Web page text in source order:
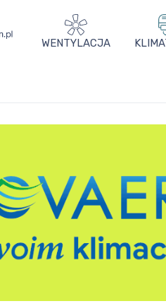
WENTYLACJA